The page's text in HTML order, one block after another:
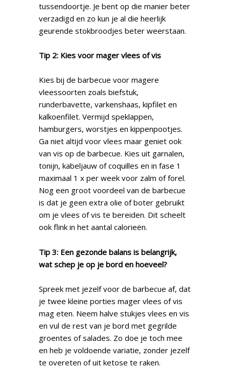
tussendoortje. Je bent op die manier beter
verzadigd en zo kun je al die heerlijk
geurende stokbroodjes beter weerstaan.
Tip 2: Kies voor mager vlees of vis
Kies bij de barbecue voor magere
vleessoorten zoals biefstuk,
runderbavette, varkenshaas, kipfilet en
kalkoenfilet. Vermijd speklappen,
hamburgers, worstjes en kippenpootjes.
Ga niet altijd voor vlees maar geniet ook
van vis op de barbecue. Kies uit garnalen,
tonijn, kabeljauw of coquilles en in fase 1
maximaal 1 x per week voor zalm of forel.
Nog een groot voordeel van de barbecue
is dat je geen extra olie of boter gebruikt
om je vlees of vis te bereiden. Dit scheelt
ook flink in het aantal calorieën.
Tip 3: Een gezonde balans is belangrijk,
wat schep je op je bord en hoeveel?
Spreek met jezelf voor de barbecue af, dat
je twee kleine porties mager vlees of vis
mag eten. Neem halve stukjes vlees en vis
en vul de rest van je bord met gegrilde
groentes of salades. Zo doe je toch mee
en heb je voldoende variatie, zonder jezelf
te overeten of uit ketose te raken.